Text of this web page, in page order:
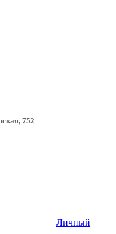
75​2
Личный